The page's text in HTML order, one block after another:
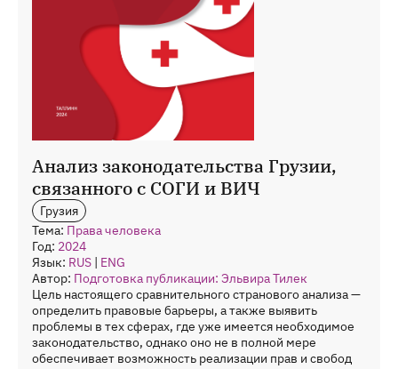
Анализ законодательства Грузии,
связанного с СОГИ и ВИЧ
Грузия
Тема: Права человека
Год: 2024
Язык: RUS | ENG
Автор: Подготовка публикации: Эльвира Тилек
Цель настоящего сравнительного странового анализа —
определить правовые барьеры, а также выявить
проблемы в тех сферах, где уже имеется необходимое
законодательство, однако оно не в полной мере
обеспечивает возможность реализации прав и свобод